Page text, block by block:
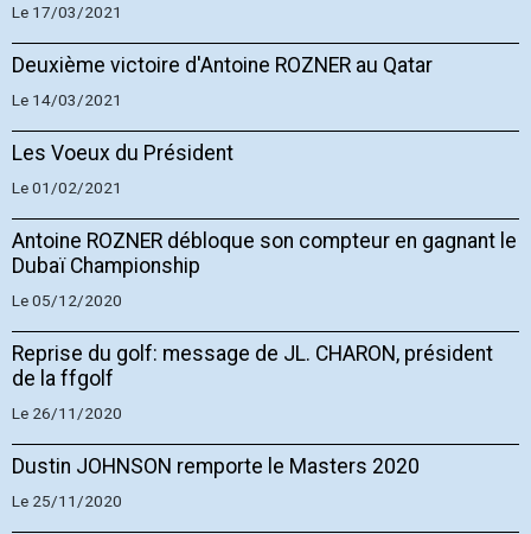
Le 17/03/2021
Deuxième victoire d'Antoine ROZNER au Qatar
Le 14/03/2021
Les Voeux du Président
Le 01/02/2021
Antoine ROZNER débloque son compteur en gagnant le
Dubaï Championship
Le 05/12/2020
Reprise du golf: message de JL. CHARON, président
de la ffgolf
Le 26/11/2020
Dustin JOHNSON remporte le Masters 2020
Le 25/11/2020